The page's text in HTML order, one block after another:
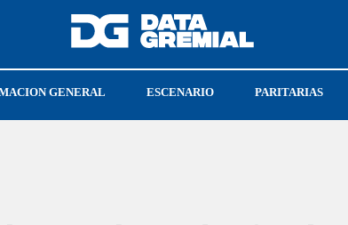
ESTEBAN CABELLO PEABODY
GENERAL ESCENARIO PARITARIAS